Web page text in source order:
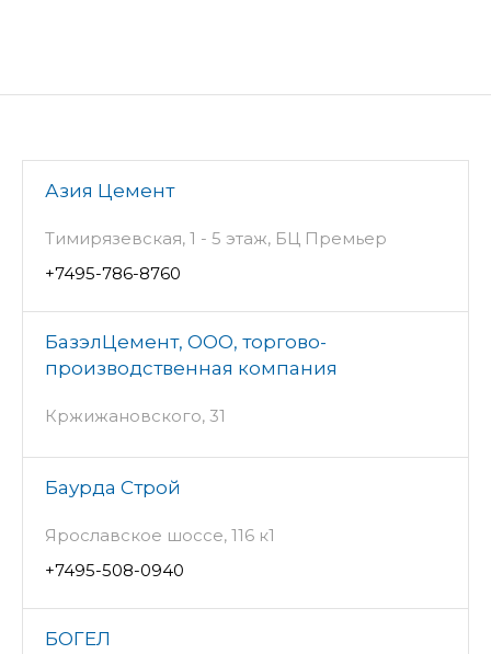
Азия Цемент
Тимирязевская, 1 - 5 этаж, БЦ Премьер
+7495-786-8760
БазэлЦемент, ООО, торгово-
производственная компания
Кржижановского, 31
Баурда Строй
Ярославское шоссе, 116 к1
+7495-508-0940
БОГЕЛ